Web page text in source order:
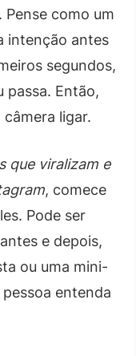
como um
intenção antes
segundos,
passa. Então,
ligar.
que viralizam e
, comece
Pode ser
e depois,
ou uma mini-
entenda